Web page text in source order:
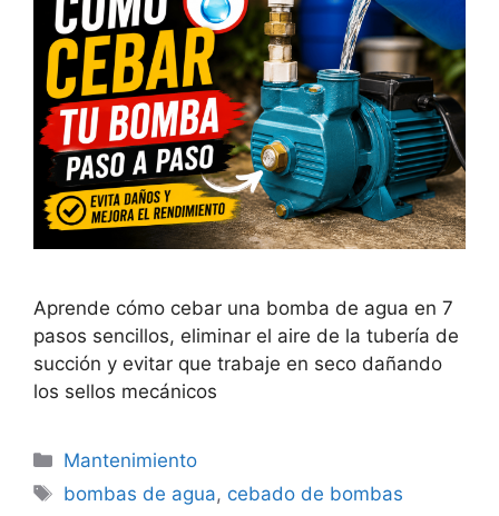
Aprende cómo cebar una bomba de agua en 7
pasos sencillos, eliminar el aire de la tubería de
succión y evitar que trabaje en seco dañando
los sellos mecánicos
Categorías
Mantenimiento
Etiquetas
bombas de agua, cebado de bombas